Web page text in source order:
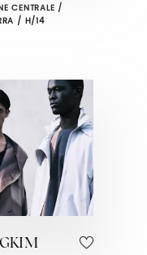
CENTRALE /
/ H/14